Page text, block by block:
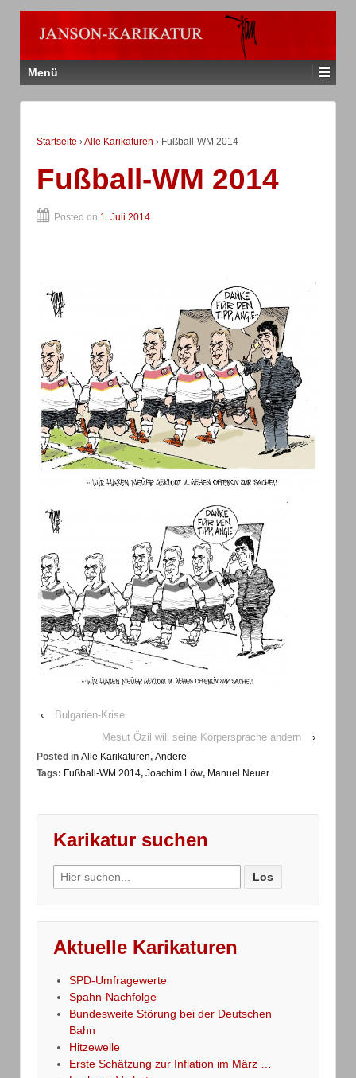
Menü
Startseite ›Alle Karikaturen › Fußball-WM 2014
Fußball-WM 2014
Posted on 1. Juli 2014
‹
Bulgarien-Krise
Mesut Özil will seine Körpersprache ändern
›
Posted in Alle Karikaturen, Andere
Tags: Fußball-WM 2014, Joachim Löw, Manuel Neuer
Karikatur suchen
Search
for:
Aktuelle Karikaturen
SPD-Umfragewerte
Spahn-Nachfolge
Bundesweite Störung bei der Deutschen
Bahn
Hitzewelle
Erste Schätzung zur Inflation im März …